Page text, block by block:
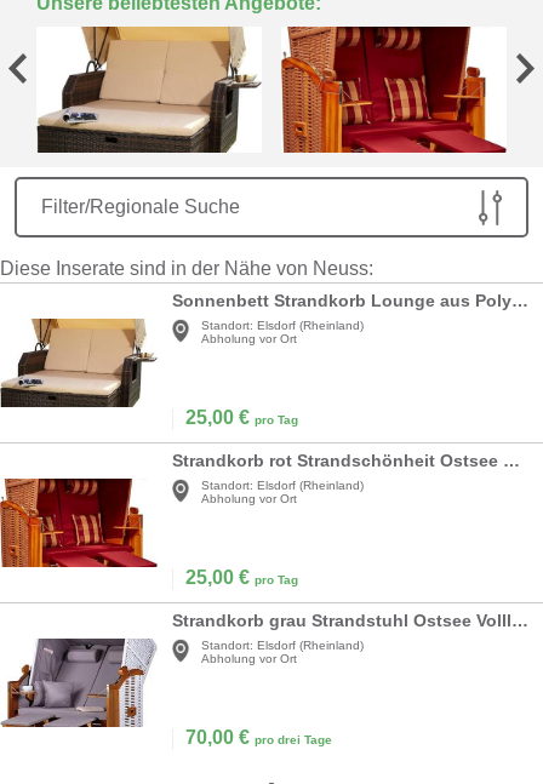
Filter/Regionale Suche
Diese Inserate sind in der Nähe von Neuss:
Sonnenbett Strandkorb Lounge aus Polyrattan braun inkl. klappbaren Seitentisch Strandkörbe
Standort: Elsdorf (Rheinland)
Abholung vor Ort
25,00 € pro Tag
Strandkorb rot Strandschönheit Ostsee 2-Sitzer Vollholzfront beige burgund Campingplatz
Standort: Elsdorf (Rheinland)
Abholung vor Ort
25,00 € pro Tag
Strandkorb grau Strandstuhl Ostsee Volllieger 2-Sitzer PE Geflecht Weiß Bezug Uni grau 4 Kissen
Standort: Elsdorf (Rheinland)
Abholung vor Ort
70,00 € pro drei Tage